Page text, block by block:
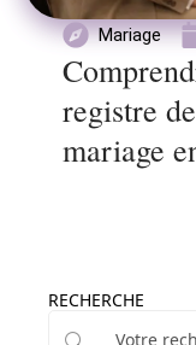
Mariage
registre
mariage
RECHERCHE